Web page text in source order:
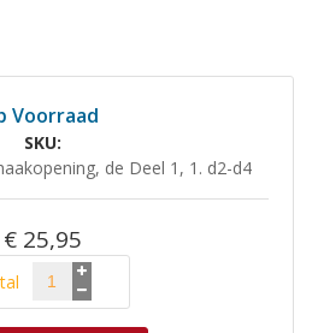
Voorraad
SKU
de Deel 1, 1. d2-d4
€ 25,95